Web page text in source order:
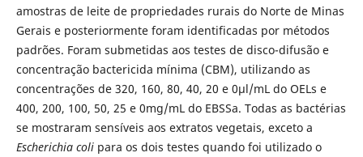
amostras de leite de propriedades rurais do Norte de Minas
Gerais e posteriormente foram identificadas por métodos
padrões. Foram submetidas aos testes de disco-difusão e
concentração bactericida mínima (CBM), utilizando as
concentrações de 320, 160, 80, 40, 20 e 0µl/mL do OELs e
400, 200, 100, 50, 25 e 0mg/mL do EBSSa. Todas as bactérias
se mostraram sensíveis aos extratos vegetais, exceto a
Escherichia coli para os dois testes quando foi utilizado o